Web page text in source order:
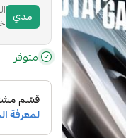
مدي
متوفر